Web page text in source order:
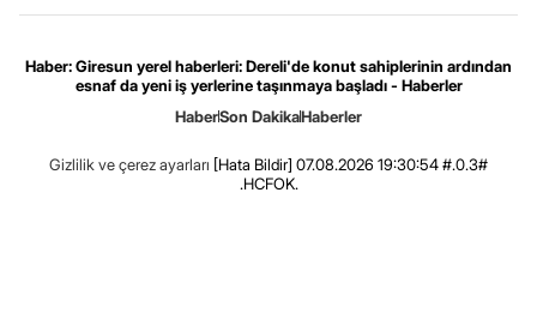
Haber: Giresun yerel haberleri: Dereli'de konut sahiplerinin ardından
esnaf da yeni iş yerlerine taşınmaya başladı - Haberler
HaberSon DakikaHaberler
Gizlilik ve çerez ayarları [Hata Bildir] 07.08.2026 19:30:54 #.0.3#
.HCFOK.